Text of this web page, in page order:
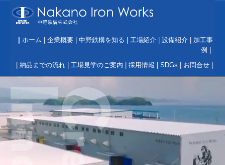
ホーム 企業概要 中野鉄構を知る 工場紹介 設備紹介
加工事
例
納品までの流れ 工場見学のご案内 採用情報 SDGs お問合せ